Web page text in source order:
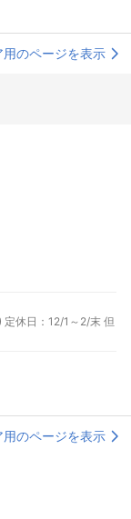
用のページを表示
休日：12/1～2/末 但
用のページを表示